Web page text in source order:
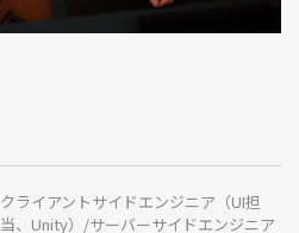
クライアントサイドエンジニア（UI担
当、Unity）/サーバーサイドエンジニア